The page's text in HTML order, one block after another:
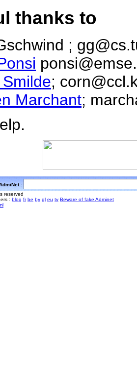
thanks to
;
;
Marchant;
:
reserved
: blog fr be by gl eu tv Beware of fake Adminet